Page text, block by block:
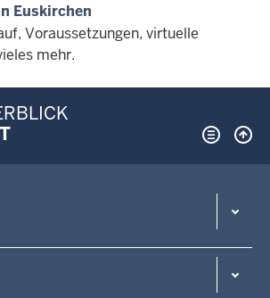
Euskirchen
Voraussetzungen, virtuelle
mehr.
Überblick: